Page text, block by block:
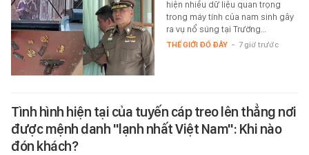
hiện nhiều dữ liệu quan trọng
trong máy tính của nam sinh gây
ra vụ nổ súng tại Trường…
THẾ GIỚI ĐÓ ĐÂY - 7 giờ trước
Tình hình hiện tại của tuyến cáp treo lên thẳng nơi
được mệnh danh "lạnh nhất Việt Nam": Khi nào
đón khách?